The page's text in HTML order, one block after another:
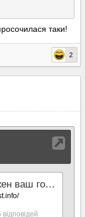
таки!
2